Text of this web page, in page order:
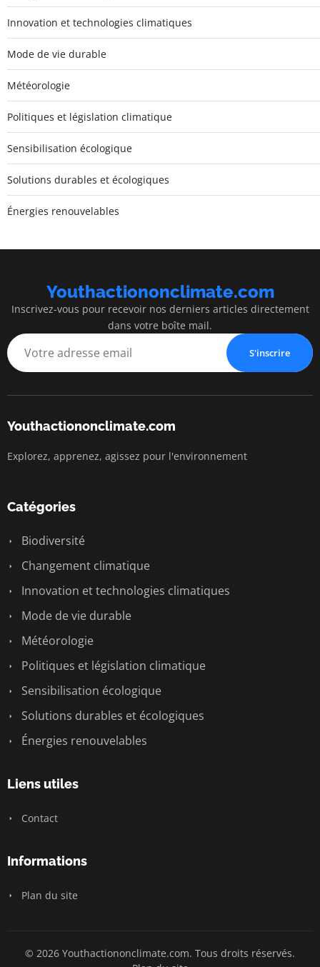
Innovation et technologies climatiques
Mode de vie durable
Météorologie
Politiques et législation climatique
Sensibilisation écologique
Solutions durables et écologiques
Énergies renouvelables
Youthactiononclimate.com
Inscrivez-vous pour recevoir nos derniers articles directement
dans votre boîte mail.
S'inscrire
Youthactiononclimate.com
Explorez, apprenez, agissez pour l'environnement
Catégories
Biodiversité
Changement climatique
Innovation et technologies climatiques
Mode de vie durable
Météorologie
Politiques et législation climatique
Sensibilisation écologique
Solutions durables et écologiques
Énergies renouvelables
Liens utiles
Contact
Informations
Plan du site
© 2026 Youthactiononclimate.com. Tous droits réservés.